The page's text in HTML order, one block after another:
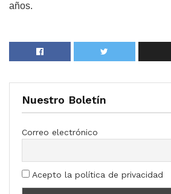
años.
Nuestro Boletín
Correo electrónico
Acepto la política de privacidad